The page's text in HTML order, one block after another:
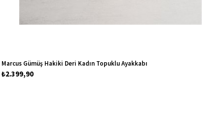
Marcus Gümüş Hakiki Deri Kadın Topuklu Ayakkabı
₺2.399,90